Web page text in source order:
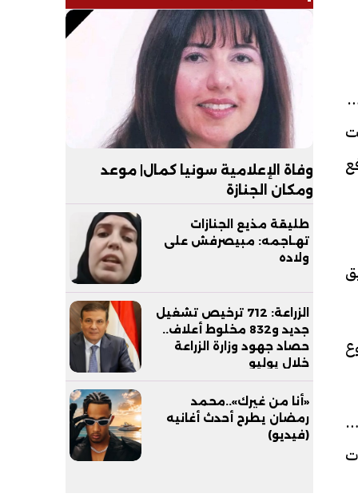
وفاة الإعلامية سونيا كمال| موعد
ومكان الجنازة
طليقة مذيع الجنازات
تهـاجمه: مبيصرفش على
ولاده
الزراعة: 712 ترخيص تشغيل
جديد و832 مخلوط أعلاف..
حصاد جهود وزارة الزراعة
خلال يوليو
«أنا من غيرك»..محمد
رمضان يطرح أحدث أغانيه
(فيديو)